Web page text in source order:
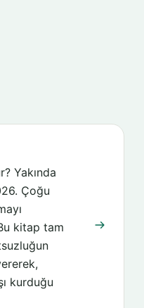
Yakında
Çoğu
kitap tam
kurduğu